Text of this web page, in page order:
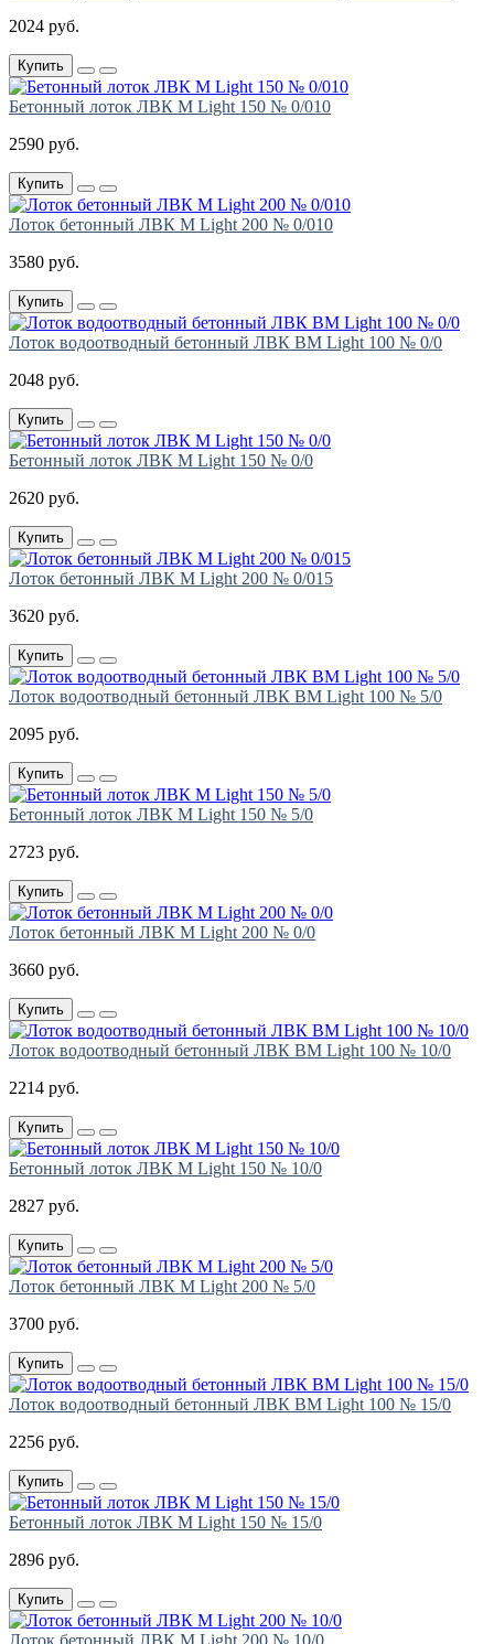
2024 руб.
Купить
Бетонный лоток ЛВК М Light 150 № 0/010
2590 руб.
Купить
Лоток бетонный ЛВК М Light 200 № 0/010
3580 руб.
Купить
Лоток водоотводный бетонный ЛВК ВМ Light 100 № 0/0
2048 руб.
Купить
Бетонный лоток ЛВК М Light 150 № 0/0
2620 руб.
Купить
Лоток бетонный ЛВК М Light 200 № 0/015
3620 руб.
Купить
Лоток водоотводный бетонный ЛВК ВМ Light 100 № 5/0
2095 руб.
Купить
Бетонный лоток ЛВК М Light 150 № 5/0
2723 руб.
Купить
Лоток бетонный ЛВК М Light 200 № 0/0
3660 руб.
Купить
Лоток водоотводный бетонный ЛВК ВМ Light 100 № 10/0
2214 руб.
Купить
Бетонный лоток ЛВК М Light 150 № 10/0
2827 руб.
Купить
Лоток бетонный ЛВК М Light 200 № 5/0
3700 руб.
Купить
Лоток водоотводный бетонный ЛВК ВМ Light 100 № 15/0
2256 руб.
Купить
Бетонный лоток ЛВК М Light 150 № 15/0
2896 руб.
Купить